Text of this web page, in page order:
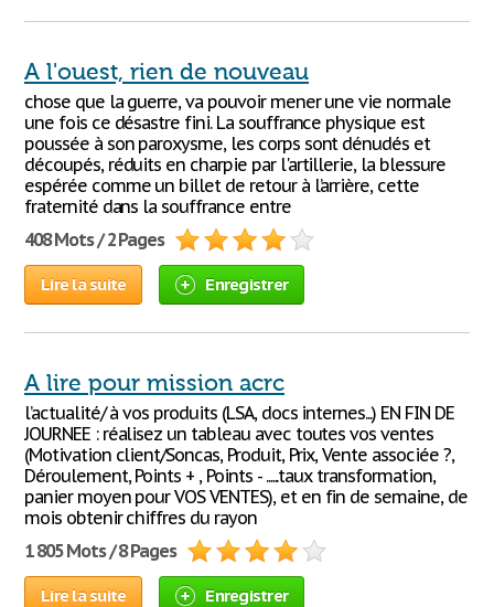
A l'ouest, rien de nouveau
chose que la guerre, va pouvoir mener une vie normale
une fois ce désastre fini. La souffrance physique est
poussée à son paroxysme, les corps sont dénudés et
découpés, réduits en charpie par l'artillerie, la blessure
espérée comme un billet de retour à l’arrière, cette
fraternité dans la souffrance entre
408 Mots / 2 Pages
Lire la suite Enregistrer
A lire pour mission acrc
l’actualité/ à vos produits (LSA, docs internes...) EN FIN DE
JOURNEE : réalisez un tableau avec toutes vos ventes
(Motivation client/Soncas, Produit, Prix, Vente associée ?,
Déroulement, Points + , Points - ......taux transformation,
panier moyen pour VOS VENTES), et en fin de semaine, de
mois obtenir chiffres du rayon
1 805 Mots / 8 Pages
Lire la suite Enregistrer